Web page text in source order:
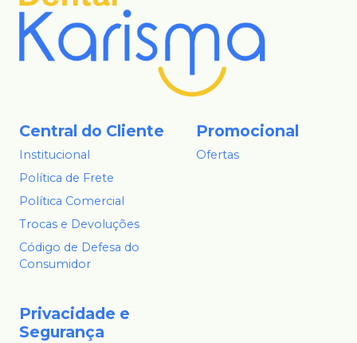
Central do Cliente
Institucional
Política de Frete
Política Comercial
Trocas e Devoluções
Código de Defesa do
Consumidor
Promocional
Ofertas
Privacidade e
Segurança